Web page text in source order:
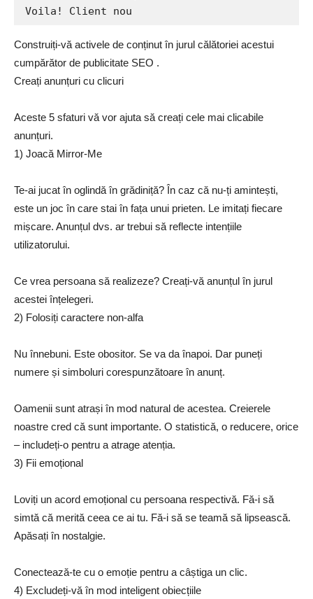
Voila! Client nou
Construiți-vă activele de conținut în jurul călătoriei acestui
cumpărător de publicitate SEO .
Creați anunțuri cu clicuri
Aceste 5 sfaturi vă vor ajuta să creați cele mai clicabile
anunțuri.
1) Joacă Mirror-Me
Te-ai jucat în oglindă în grădiniță? În caz că nu-ți amintești,
este un joc în care stai în fața unui prieten. Le imitați fiecare
mișcare. Anunțul dvs. ar trebui să reflecte intențiile
utilizatorului.
Ce vrea persoana să realizeze? Creați-vă anunțul în jurul
acestei înțelegeri.
2) Folosiți caractere non-alfa
Nu înnebuni. Este obositor. Se va da înapoi. Dar puneți
numere și simboluri corespunzătoare în anunț.
Oamenii sunt atrași în mod natural de acestea. Creierele
noastre cred că sunt importante. O statistică, o reducere, orice
– includeți-o pentru a atrage atenția.
3) Fii emoțional
Loviți un acord emoțional cu persoana respectivă. Fă-i să
simtă că merită ceea ce ai tu. Fă-i să se teamă să lipsească.
Apăsați în nostalgie.
Conectează-te cu o emoție pentru a câștiga un clic.
4) Excludeți-vă în mod inteligent obiecțiile